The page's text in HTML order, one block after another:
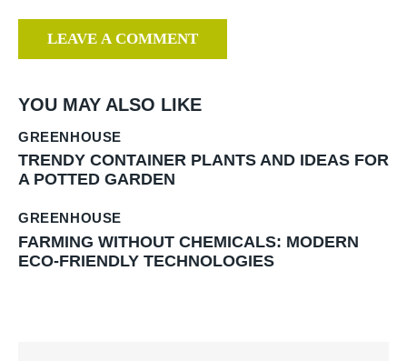
YOU MAY ALSO LIKE
GREENHOUSE
TRENDY CONTAINER PLANTS AND IDEAS FOR
A POTTED GARDEN
GREENHOUSE
FARMING WITHOUT CHEMICALS: MODERN
ECO-FRIENDLY TECHNOLOGIES